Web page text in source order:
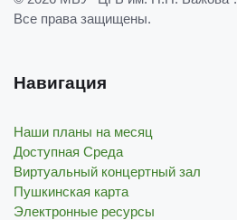
Все права защищены.
Навигация
Наши планы на месяц
Доступная Среда
Виртуальный концертный зал
Пушкинская карта
Электронные ресурсы